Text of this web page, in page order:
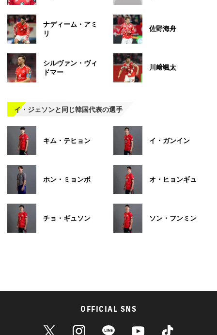
ナディーム・アミ
リ
佐野海舟
シルヴァン・ヴィ
ドマー
川﨑颯太
イ・ジェソンと同じ韓国代表の選手
キム・テヒョン イ・ガンイン
ホン・ミョンボ オ・ヒョンギュ
チョ・ギュソン ソン・フンミン
OFFICIAL SNS